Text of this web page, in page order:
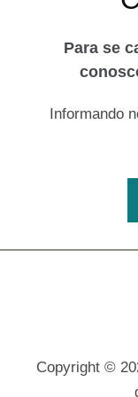
Para se
Informando
Copyright ©